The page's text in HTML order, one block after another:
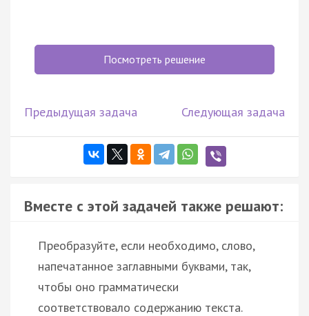
Посмотреть решение
Предыдущая задача Следующая задача
Вместе с этой задачей также решают:
Преобразуйте, если необходимо, слово,
напечатанное заглавными буквами, так,
чтобы оно грамматически
соответствовало содержанию текста.